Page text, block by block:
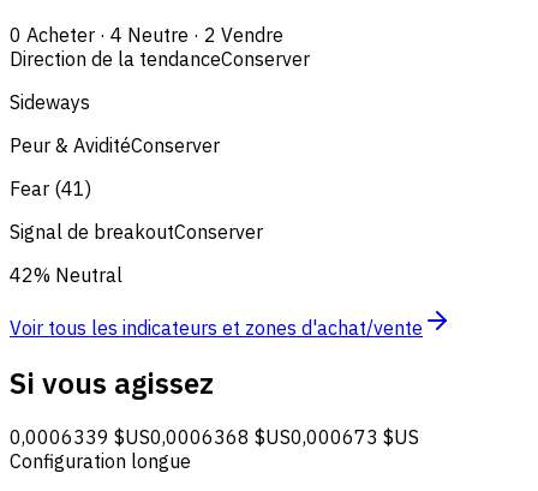
0 Acheter · 4 Neutre · 2 Vendre
Direction de la tendanceConserver
Sideways
Peur & AviditéConserver
Fear (41)
Signal de breakoutConserver
42% Neutral
Voir tous les indicateurs et zones d'achat/vente
Si vous agissez
0,0006339 $US0,0006368 $US0,000673 $US
Configuration longue